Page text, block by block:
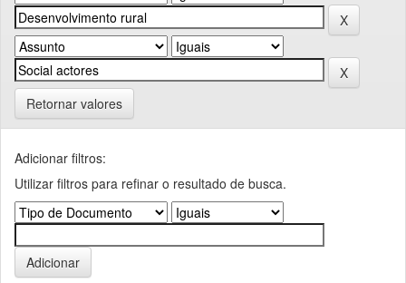
Retornar valores
Adicionar filtros:
Utilizar filtros para refinar o resultado de busca.